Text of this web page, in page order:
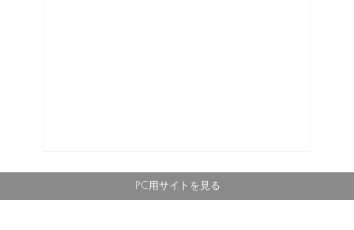
PC用サイトを見る